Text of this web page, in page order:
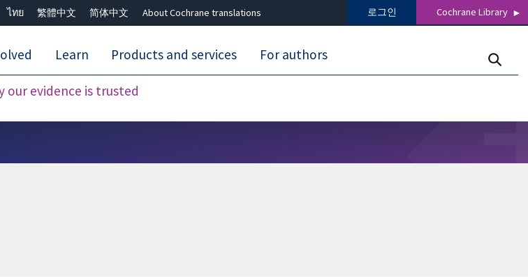
ไทย 繁體中文 简体中文 About Cochrane translations 로그인 Cochrane Library
our evidence is trusted
Learn Products and services For authors